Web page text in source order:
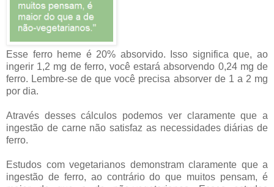
Esse ferro heme é 20% absorvido. Isso significa que, ao
ingerir 1,2 mg de ferro, você estará absorvendo 0,24 mg de
ferro. Lembre-se de que você precisa absorver de 1 a 2 mg
por dia.
Através desses cálculos podemos ver claramente que a
ingestão de carne não satisfaz as necessidades diárias de
ferro.
Estudos com vegetarianos demonstram claramente que a
ingestão de ferro, ao contrário do que muitos pensam, é